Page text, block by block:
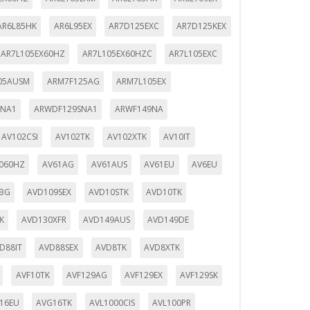
AR6L95EX AR7D125EXC AR7D125KEX
AR7L105EX60HZ AR7L105EX60HZC AR7L105EXC
ARM7F125AG ARM7L105EX
ARWDF129SNA1 ARWF149NA
AV102CSI AV102TK AV102XTK AV10IT
AV61AG AV61AUS AV61EU AV6EU
AVD109SEX AVD10STK AVD10TK
AVD130XFR AVD149AUS AVD149DE
AVD88SEX AVD8TK AVD8XTK
AVF10TK AVF129AG AVF129EX AVF129SK
AVG16TK AVL1000CIS AVL100PR
directamente información